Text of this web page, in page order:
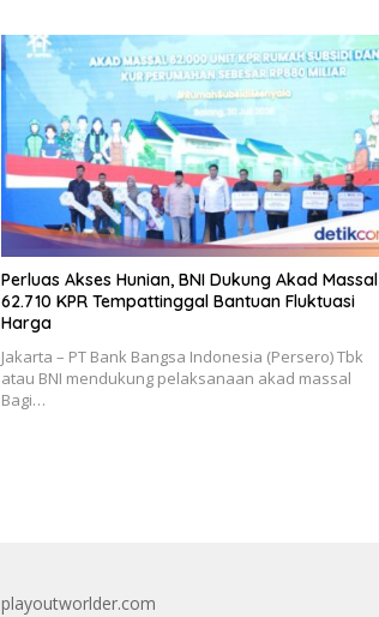
Perluas Akses Hunian, BNI Dukung Akad Massal
62.710 KPR Tempattinggal Bantuan Fluktuasi
Harga
Jakarta – PT Bank Bangsa Indonesia (Persero) Tbk
atau BNI mendukung pelaksanaan akad massal
Bagi…
playoutworlder.com